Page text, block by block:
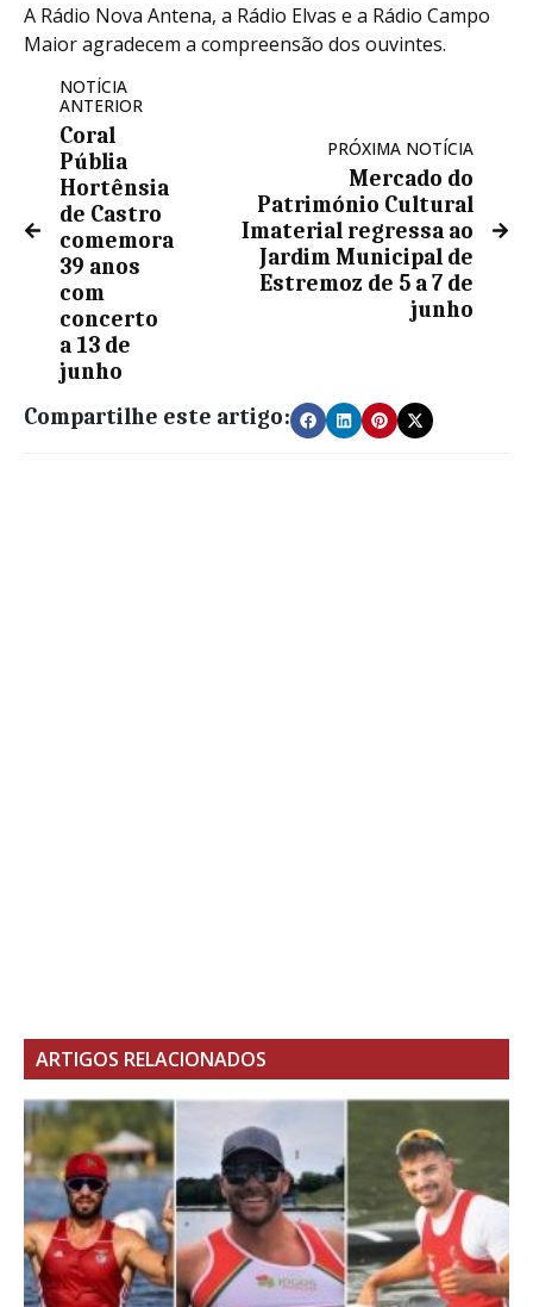
A Rádio Nova Antena, a Rádio Elvas e a Rádio Campo
Maior agradecem a compreensão dos ouvintes.
NOTÍCIA
ANTERIOR
Coral
Públia
Hortênsia
de Castro
comemora
39 anos
com
concerto
a 13 de
junho
PRÓXIMA NOTÍCIA
Mercado do
Património Cultural
Imaterial regressa ao
Jardim Municipal de
Estremoz de 5 a 7 de
junho
Compartilhe este artigo:
ARTIGOS RELACIONADOS